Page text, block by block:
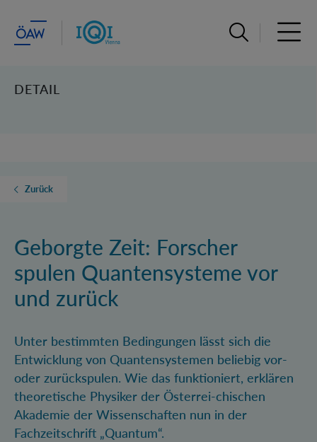
Suchleiste
DETAIL
Zurück
Geborgte Zeit: Forscher
spulen Quantensysteme vor
und zurück
Unter bestimmten Bedingungen lässt sich die
Entwicklung von Quantensystemen beliebig vor-
oder zurückspulen. Wie das funktioniert, erklären
theoretische Physiker der Österrei-chischen
Akademie der Wissenschaften nun in der
Fachzeitschrift „Quantum“.